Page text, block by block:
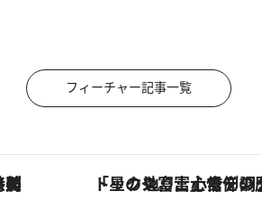
フィーチャー記事一覧
【銀座で出合う最旬美容】美髪ケアや上質な眠り…セルフケアのアップデートから、特別な名入れギフトまで。大人のための「ReFa GINZA」クルーズ 「星のや富士」でデジタルデトックス。冨士信仰の歴史